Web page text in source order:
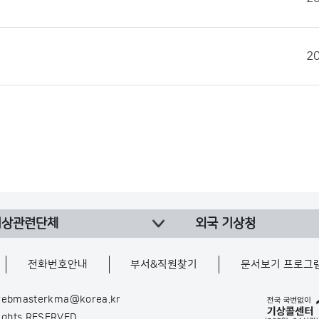
관련단체 외국 기상청
전화번호안내 부서&직원찾기 문서보기 프로그